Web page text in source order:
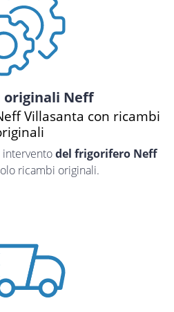
originali Neff
Villasanta con ricambi
interventodel frigorifero Neff
ricambi originali.